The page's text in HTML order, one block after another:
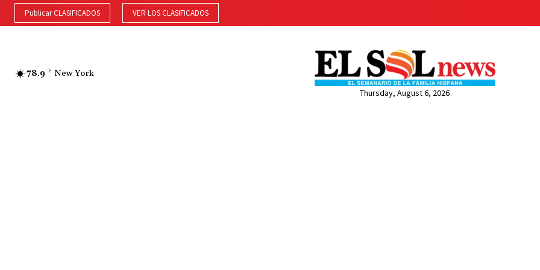
Publicar CLASIFICADOS VER LOS CLASIFICADOS
78.9 F New York
Thursday, August 6, 2026